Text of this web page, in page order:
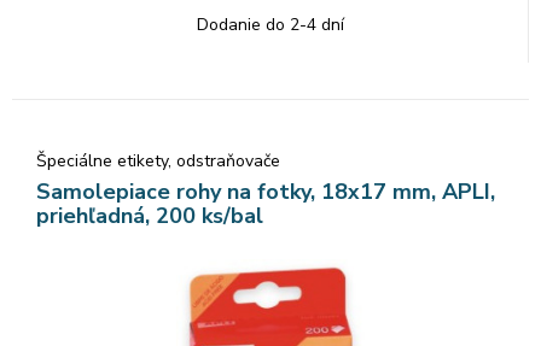
Dodanie do 2-4 dní
Špeciálne etikety, odstraňovače
Samolepiace rohy na fotky, 18x17 mm, APLI,
priehľadná, 200 ks/bal